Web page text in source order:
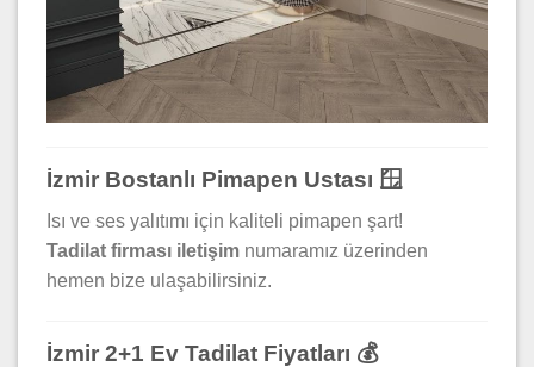
İzmir Bostanlı Pimapen Ustası 🪟
Isı ve ses yalıtımı için kaliteli pimapen şart!
Tadilat firması iletişim numaramız üzerinden
hemen bize ulaşabilirsiniz.
İzmir 2+1 Ev Tadilat Fiyatları 💰